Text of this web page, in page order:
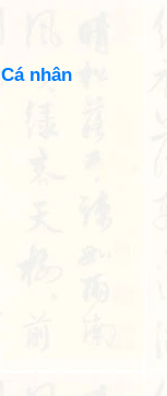
Cá nhân